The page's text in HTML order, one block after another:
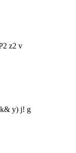
z2 v
y) j! g